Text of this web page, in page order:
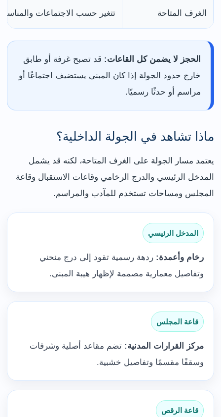
الغرف المتاحة تتغير حسب الاجتماعات
الحجز لا يضمن كل القاعات: قد تصبح غرفة أو طابق
خارج حدود الجولة إذا كان المبنى يستضيف اجتماعًا أو
مراسم أو حدثًا رسميًا.
ماذا تشاهد في الجولة الداخلية؟
يعتمد مسار الجولة على الغرف المتاحة، لكنه قد يشمل
المدخل الرئيسي والدرج الرخامي وقاعات الاستقبال وقاعة
المجلس ومساحات تستخدم للمآدب والمراسم.
المدخل الرئيسي
رخام وأعمدة: ردهة رسمية تقود إلى درج منحني
وتفاصيل معمارية مصممة لإظهار هيبة المبنى.
قاعة المجلس
مركز القرارات المدنية: تضم مقاعد أصلية وشرفات
وسقفًا مقسمًا وتفاصيل خشبية.
قاعة الرقص